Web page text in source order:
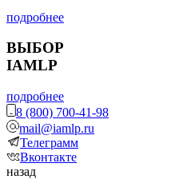
подробнее
ВЫБОР
IAMLP
подробнее
8 (800) 700-41-98
mail@iamlp.ru
Телеграмм
Вконтакте
назад